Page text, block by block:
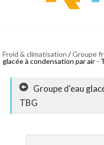
Froid & climatisation /Groupe
glacée à condensation par air -
Groupe d'eau
TBG